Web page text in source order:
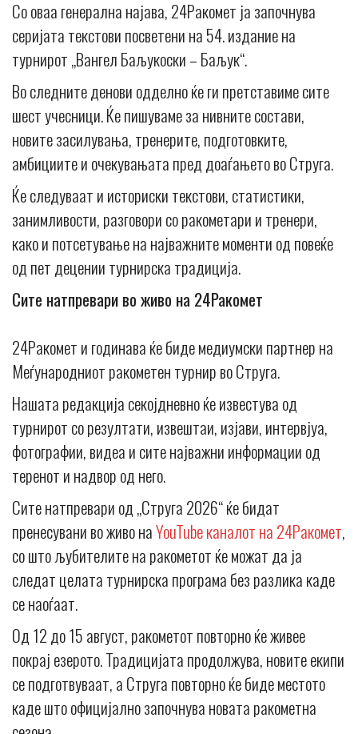
Со оваа генерална најава, 24Ракомет ја започнува
серијата текстови посветени на 54. издание на
турнирот „Вангел Баљукоски – Баљук“.
Во следните денови одделно ќе ги претставиме сите
шест учесници. Ќе пишуваме за нивните состави,
новите засилувања, тренерите, подготовките,
амбициите и очекувањата пред доаѓањето во Струга.
Ќе следуваат и историски текстови, статистики,
занимливости, разговори со ракометари и тренери,
како и потсетување на најважните моменти од повеќе
од пет децении турнирска традиција.
Сите натпревари во живо на 24Ракомет
24Ракомет и годинава ќе биде медиумски партнер на
Меѓународниот ракометен турнир во Струга.
Нашата редакција секојдневно ќе известува од
турнирот со резултати, извештаи, изјави, интервјуа,
фотографии, видеа и сите најважни информации од
теренот и надвор од него.
Сите натпревари од „Струга 2026“ ќе бидат
пренесувани во живо наYouTube каналот на 24Ракомет,
со што љубителите на ракометот ќе можат да ја
следат целата турнирска програма без разлика каде
се наоѓаат.
Од 12 до 15 август, ракометот повторно ќе живее
покрај езерото. Традицијата продолжува, новите екипи
се подготвуваат, а Струга повторно ќе биде местото
каде што официјално започнува новата ракометна